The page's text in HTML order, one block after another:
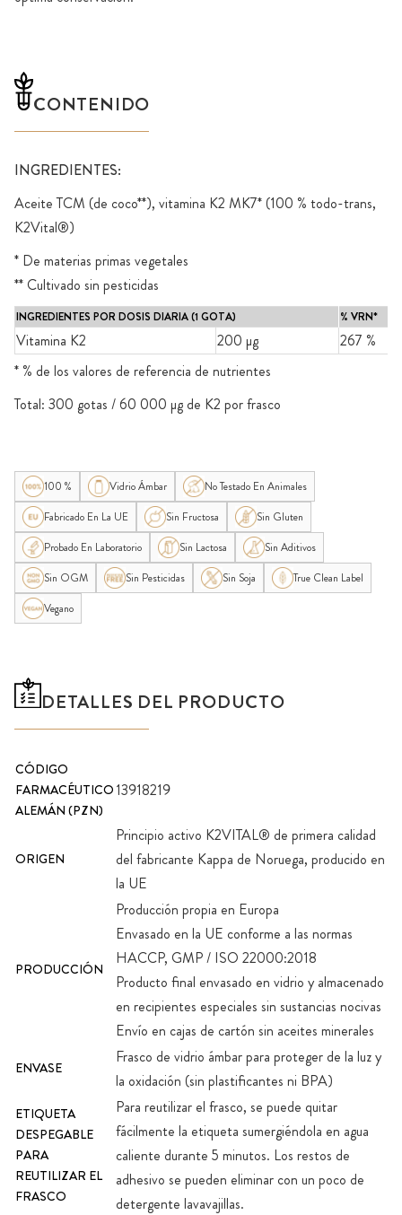
CONTENIDO
INGREDIENTES:
Aceite TCM (de coco**), vitamina K2 MK7* (100 % todo-trans,
K2Vital®)
* De materias primas vegetales
** Cultivado sin pesticidas
INGREDIENTES POR DOSIS DIARIA (1 GOTA) % VRN*
Vitamina K2 200 µg
267 %
* % de los valores de referencia de nutrientes
Total: 300 gotas / 60 000 µg de K2 por frasco
100 % Vidrio Ámbar
No Testado En Animales
Fabricado En La UE
Sin Fructosa
Sin Gluten
Probado En Laboratorio
Sin Lactosa
Sin Aditivos
Sin OGM
Sin Pesticidas Sin Soja
True Clean Label
Vegano
DETALLES DEL PRODUCTO
CÓDIGO
FARMACÉUTICO
ALEMÁN (PZN)
13918219
ORIGEN
Principio activo K2VITAL® de primera calidad
del fabricante Kappa de Noruega, producido en
la UE
PRODUCCIÓN
Producción propia en Europa
Envasado en la UE conforme a las normas
HACCP, GMP / ISO 22000:2018
Producto final envasado en vidrio y almacenado
en recipientes especiales sin sustancias nocivas
Envío en cajas de cartón sin aceites minerales
ENVASE
Frasco de vidrio ámbar para proteger de la luz y
la oxidación (sin plastificantes ni BPA)
ETIQUETA
DESPEGABLE
PARA
REUTILIZAR EL
FRASCO
Para reutilizar el frasco, se puede quitar
fácilmente la etiqueta sumergiéndola en agua
caliente durante 5 minutos. Los restos de
adhesivo se pueden eliminar con un poco de
detergente lavavajillas.